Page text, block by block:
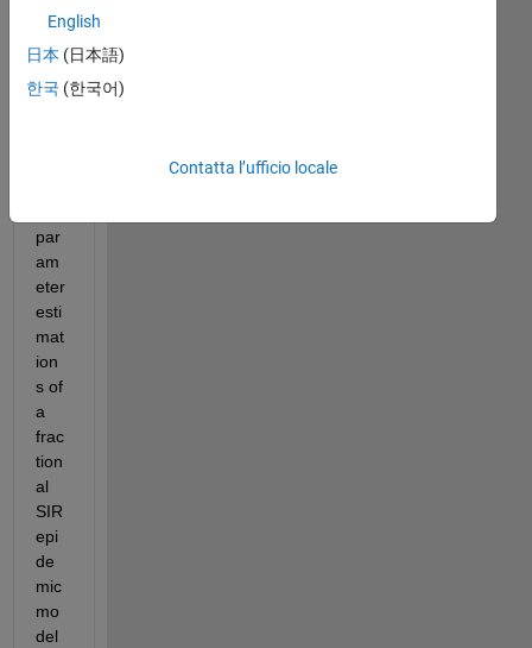
to
w
the
par
am
eter
esti
mat
ion
s of
a
frac
tion
al
SIR
epi
de
mic
mo
del
English
日本 (日本語)
한국 (한국어)
Contatta l’ufficio locale